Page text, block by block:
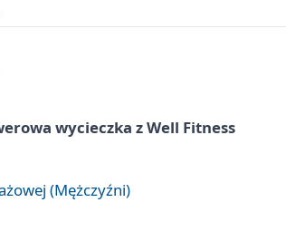
wycieczka z Well Fitness
(Mężczyźni)